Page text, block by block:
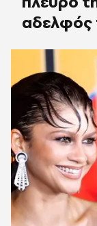
αδελφός